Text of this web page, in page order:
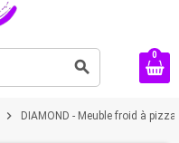
search
0
chevron_right DIAMOND - Meuble froid à